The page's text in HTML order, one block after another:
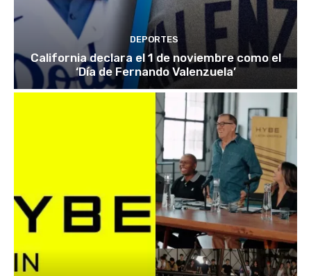
DEPORTES
California declara el 1 de noviembre como el
‘Día de Fernando Valenzuela’